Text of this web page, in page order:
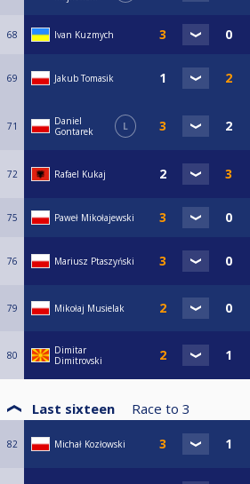
68 Ivan Kuzmych
69 Jakub Tomasik
71
Daniel
Gontarek
L
72 Rafael Kukaj
75 Paweł Mikołajewski
76 Mariusz Ptaszyński
79 Mikołaj Musielak
80
Dimitar
Dimitrovski
Last sixteen Race to 3
82 Michał Kozłowski